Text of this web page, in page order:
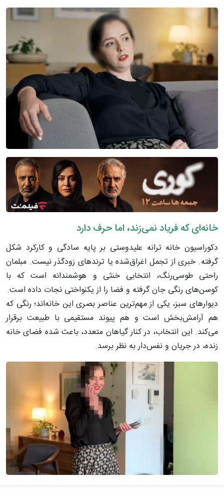
خانه‌ای که فریاد نمی‌زند، اما حرف دارد
دکوراسیون خانه ترانه علیدوستی بر پایه سادگی و کارکرد شکل
گرفته. خبری از تجمل اغراق‌شده یا ترندهای زودگذر نیست. مبلمان
راحتی طوسی‌رنگ، انتخابی خنثی و هوشمندانه است که با
کوسن‌های رنگی جان گرفته و فضا را از یکنواختی نجات داده است.
دیوارهای سبز، یکی از مهم‌ترین عناصر بصری این خانه‌اند؛ رنگی که
هم آرامش‌بخش است و هم پیوند مستقیمی با طبیعت برقرار
می‌کند. این انتخاب، در کنار گیاهان متعدد، باعث شده فضای خانه
زنده، در جریان و نفس‌دار به نظر برسد.